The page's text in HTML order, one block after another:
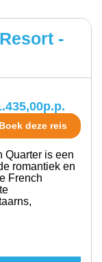
-
p.p.
Boek deze reis
Quarter is een
romantiek en
French